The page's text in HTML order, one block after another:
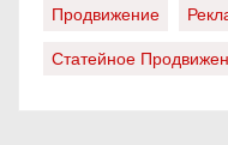
Продвижение
Статейное